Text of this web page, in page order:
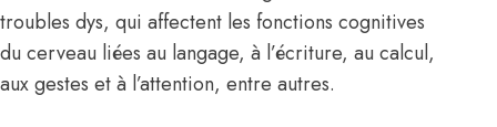
troubles dys, qui affectent les fonctions cognitives
du cerveau liées au langage, à l’écriture, au calcul,
aux gestes et à l’attention, entre autres.